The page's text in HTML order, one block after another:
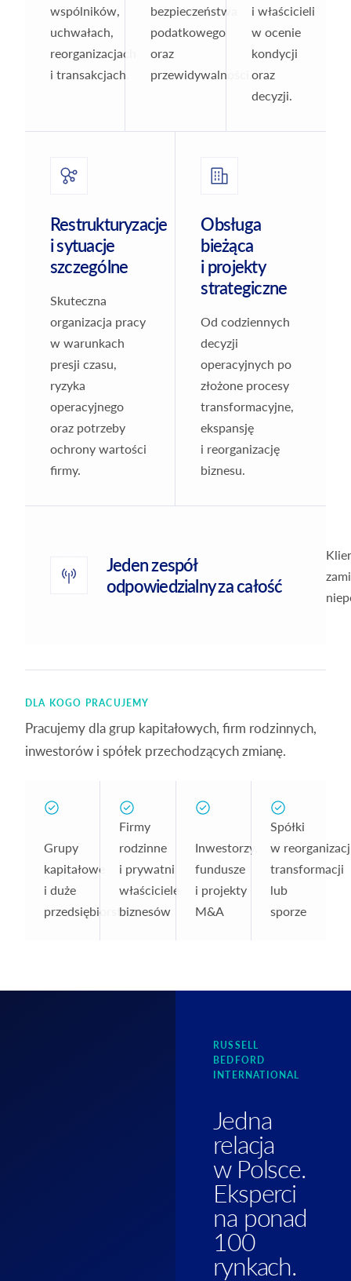
wspólników,
uchwałach,
reorganizacjach
i transakcjach.
bezpieczeństwa
podatkowego
oraz
przewidywalności.
i właścicieli
w ocenie
kondycji
oraz
decyzji.
Restrukturyzacje
i sytuacje
szczególne
Skuteczna
organizacja pracy
w warunkach
presji czasu,
ryzyka
operacyjnego
oraz potrzeby
ochrony wartości
firmy.
Obsługa
bieżąca
i projekty
strategiczne
Od codziennych
decyzji
operacyjnych po
złożone procesy
transformacyjne,
ekspansję
i reorganizację
biznesu.
Jeden zespół
odpowiedzialny za całość
DLA KOGO PRACUJEMY
Pracujemy dla grup kapitałowych, firm rodzinnych,
inwestorów i spółek przechodzących zmianę.
Grupy
kapitałowe
i duże
przedsiębiorstwa
Firmy
rodzinne
i prywatni
właściciele
biznesów
Inwestorzy,
fundusze
i projekty
M&A
Spółki
w
transformacji
lub
sporze
RUSSELL
BEDFORD
INTERNATIONAL
Jedna
relacja
w Polsce.
Eksperci
na ponad
100
rynkach.